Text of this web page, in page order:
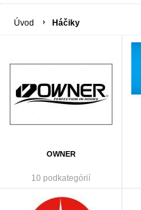
Úvod Háčiky
OWNER
10 podkategórií